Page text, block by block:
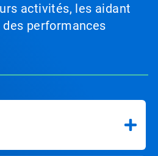
activités, les aidant
performances